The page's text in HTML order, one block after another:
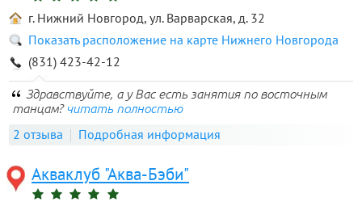
г. Нижний Новгород, ул. Варварская, д. 32
Показать расположение на карте Нижнего Новгорода
(831) 423-42-12
Здравствуйте, а у Вас есть занятия по восточным
танцам? читать полностью
2 отзыва Подробная информация
Акваклуб "Аква-Бэби"